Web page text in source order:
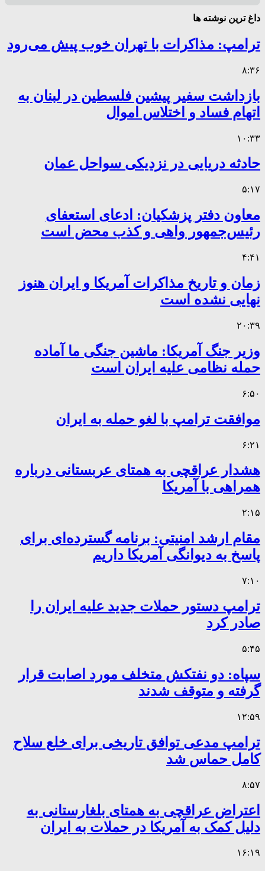
داغ ترین نوشته ها
ترامپ: مذاکرات با تهران خوب پیش می‌رود
۸:۳۶
بازداشت سفیر پیشین فلسطین در لبنان به
اتهام فساد و اختلاس اموال
۱۰:۳۳
حادثه دریایی در نزدیکی سواحل عمان
۵:۱۷
معاون دفتر پزشکیان: ادعای استعفای
رئیس‌جمهور واهی و کذب محض است
۴:۴۱
زمان و تاریخ مذاکرات آمریکا و ایران هنوز
نهایی نشده است
۲۰:۳۹
وزیر جنگ آمریکا: ماشین جنگی ما آماده
حمله نظامی علیه ایران است
۶:۵۰
موافقت ترامپ با لغو حمله به ایران
۶:۲۱
هشدار عراقچی به همتای عربستانی درباره
همراهی با آمریکا
۲:۱۵
مقام ارشد امنیتی: برنامه گسترده‌ای برای
پاسخ به دیوانگی آمریکا داریم
۷:۱۰
ترامپ دستور حملات جدید علیه ایران را
صادر کرد
۵:۴۵
سپاه: دو نفتکش متخلف مورد اصابت قرار
گرفته و متوقف شدند
۱۲:۵۹
ترامپ مدعی توافق تاریخی برای خلع سلاح
کامل حماس شد
۸:۵۷
اعتراض عراقچی به همتای بلغارستانی به
دلیل کمک به آمریکا در حملات به ایران
۱۶:۱۹